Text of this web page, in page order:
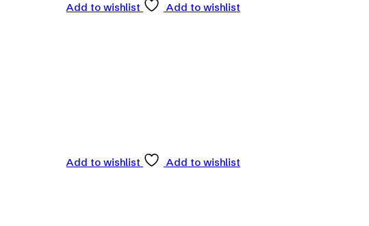
Add to wishlist
Add to wishlist
Add to wishlist
Add to wishlist